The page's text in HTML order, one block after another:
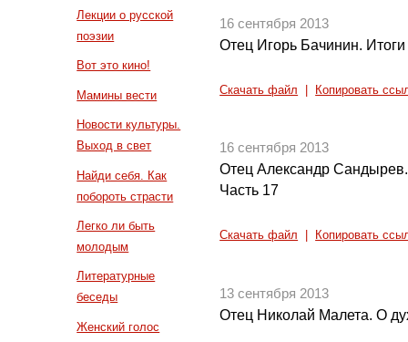
Лекции о русской
поэзии
Вот это кино!
Мамины вести
Новости культуры.
Выход в свет
Найди себя. Как
побороть страсти
Легко ли быть
молодым
Литературные
беседы
Женский голос
16 сентября 2013
Отец Игорь Бачинин. Итоги
Скачать файл Копировать
16 сентября 2013
Отец Александр
Часть 17
Скачать файл Копировать
13 сентября 2013
Отец Николай Малета. О